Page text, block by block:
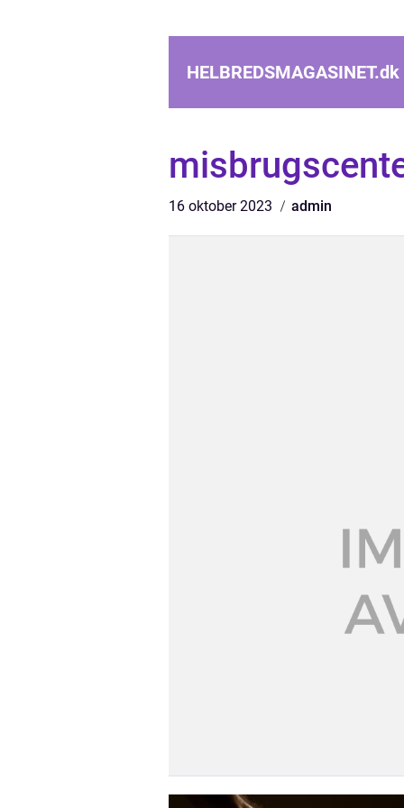
HELBREDSMAGASINET.dk
16 oktober 2023 admin